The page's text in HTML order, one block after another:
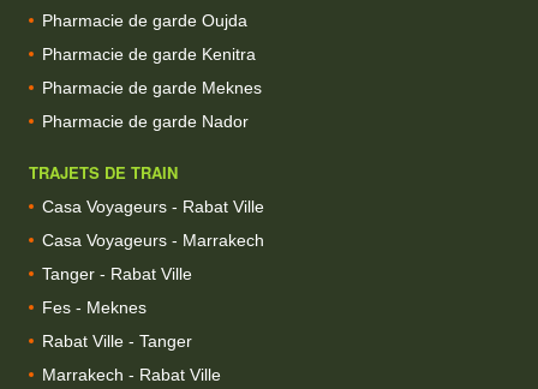
Pharmacie de garde Oujda
Pharmacie de garde Kenitra
Pharmacie de garde Meknes
Pharmacie de garde Nador
TRAJETS DE TRAIN
Casa Voyageurs - Rabat Ville
Casa Voyageurs - Marrakech
Tanger - Rabat Ville
Fes - Meknes
Rabat Ville - Tanger
Marrakech - Rabat Ville